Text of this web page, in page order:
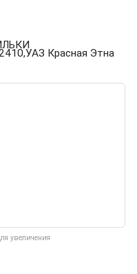
Красная Этна
увеличения